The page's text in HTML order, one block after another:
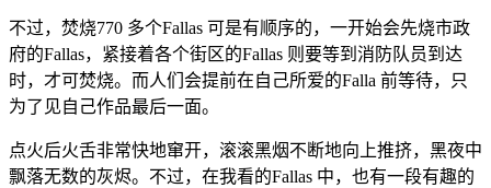
不过，焚烧770 多个Fallas 可是有顺序的，一开始会先烧市政
府的Fallas，紧接着各个街区的Fallas 则要等到消防队员到达
时，才可焚烧。而人们会提前在自己所爱的Falla 前等待，只
为了见自己作品最后一面。
点火后火舌非常快地窜开，滚滚黑烟不断地向上推挤，黑夜中
飘落无数的灰烬。不过，在我看的Fallas 中，也有一段有趣的